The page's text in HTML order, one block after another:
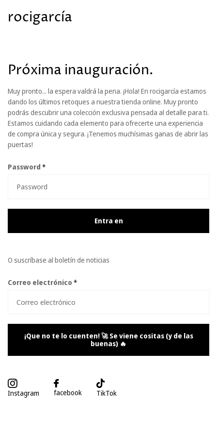
rocigarcía
Próxima inauguración.
Muy pronto... la espera valdrá la pena. ¡Hola! En rocigarcía estamos
dando los últimos retoques a nuestra tienda online. Muy pronto
podrás descubrir una colección exclusiva pensada al detalle para ti.
Estamos cuidando cada elemento para ofrecerte una experiencia
de compra única y segura. ¡Tenemos muchísimas ganas de abrir las
puertas!
Password *
Entra en
O suscríbase al boletín de noticias
Correo electrónico *
¡Que no te lo cuenten! 🚀 Se viene cositas (y de las
buenas) 🔥
Instagram facebook TikTok